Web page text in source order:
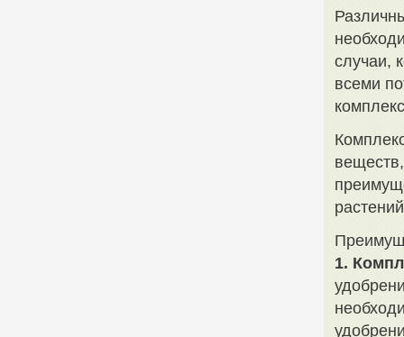
случаи,
всеми
1.